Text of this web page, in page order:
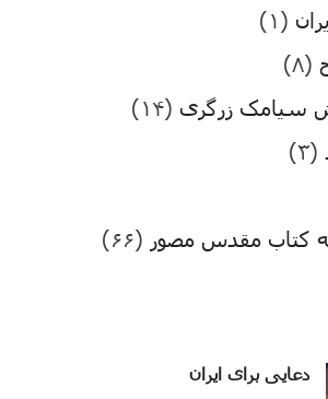
(۱)
(۸)
سیامک زرگری (۱۴)
(۳)
کتاب مقدس مصور (۶۶)
دعایی برای ایران